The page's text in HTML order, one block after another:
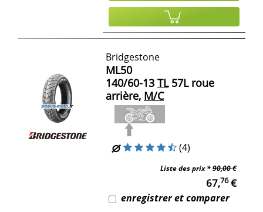
Bridgestone
ML50
140/60-13 TL57L roue
arrière, M/C
(4)
Liste des prix *90,00 €
67,76€
enregistrer et comparer